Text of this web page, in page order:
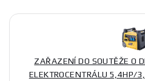
ZAŘAZENÍ DO SOUTĚŽE O
ELEKTROCENTRÁLU 5,4HP/